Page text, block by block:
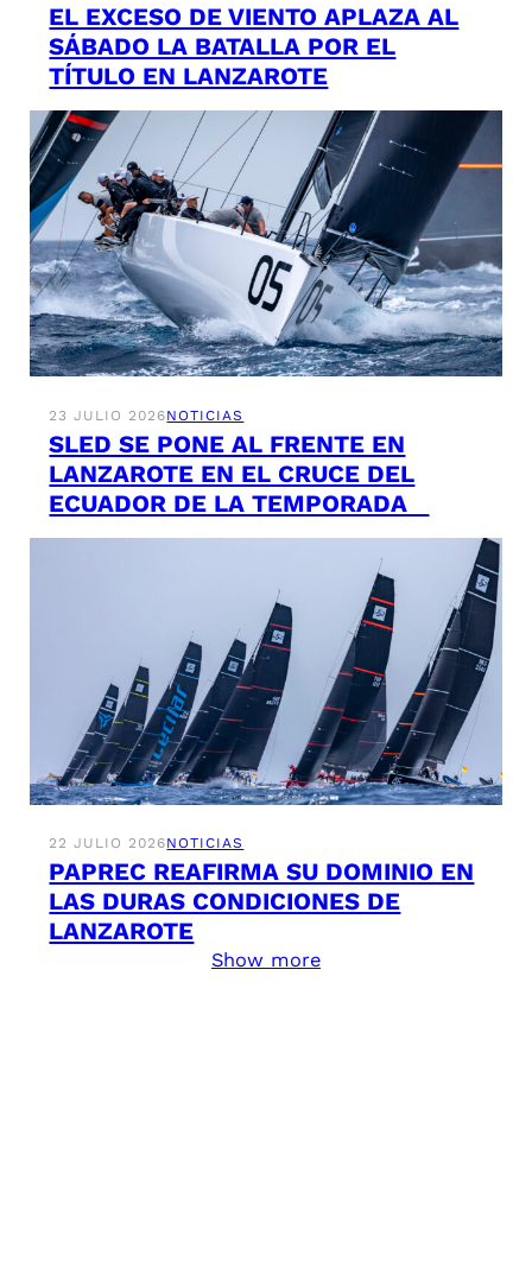
EL EXCESO DE VIENTO APLAZA AL
SÁBADO LA BATALLA POR EL
TÍTULO EN LANZAROTE
23 JULIO 2026NOTICIAS
SLED SE PONE AL FRENTE EN
LANZAROTE EN EL CRUCE DEL
ECUADOR DE LA TEMPORADA
22 JULIO 2026NOTICIAS
PAPREC REAFIRMA SU DOMINIO EN
LAS DURAS CONDICIONES DE
LANZAROTE
Show more